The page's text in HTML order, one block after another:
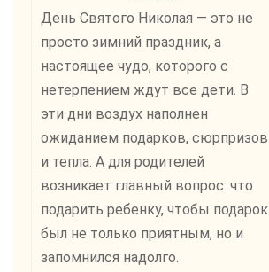
День Святого Николая — это не
просто зимний праздник, а
настоящее чудо, которого с
нетерпением ждут все дети. В
эти дни воздух наполнен
ожиданием подарков, сюрпризов
и тепла. А для родителей
возникает главный вопрос: что
подарить ребенку, чтобы подарок
был не только приятным, но и
запомнился надолго.